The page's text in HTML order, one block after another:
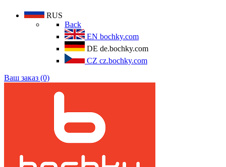
RUS
Back
EN bochky.com
DE de.bochky.com
CZ cz.bochky.com
Ваш заказ (0)